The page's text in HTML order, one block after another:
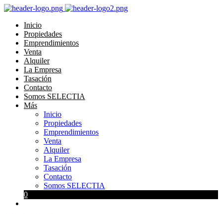
Inicio
Propiedades
Emprendimientos
Venta
Alquiler
La Empresa
Tasación
Contacto
Somos SELECTIA
Más
Inicio
Propiedades
Emprendimientos
Venta
Alquiler
La Empresa
Tasación
Contacto
Somos SELECTIA
0